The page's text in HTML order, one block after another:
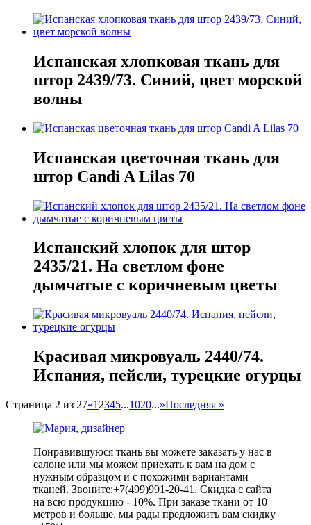
Испанская хлопковая ткань для
штор 2439/73. Синий, цвет морской
волны
Испанская цветочная ткань для
штор Candi A Lilas 70
Испанский хлопок для штор
2435/21. На светлом фоне
дымчатые с коричневым цветы
Красивая микровуаль 2440/74.
Испания, пейсли, турецкие огурцы
Страница 2 из 27«1 2345...1020...»Последняя »
Понравившуюся ткань вы можете заказать у нас в
салоне или мы можем приехать к вам на дом с
нужным образцом и с похожими вариантами
тканей. Звоните:+7(499)991-20-41. Скидка с сайта
на всю продукцию - 10%. При заказе ткани от 10
метров и больше, мы рады предложить вам скидку